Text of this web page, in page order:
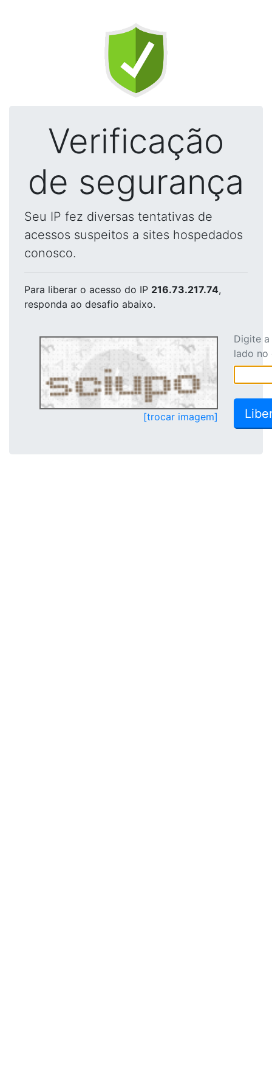
Verificação
de segurança
Seu IP fez diversas tentativas de
acessos suspeitos a sites hospedados
conosco.
Para liberar o acesso do IP 216.73.217.74,
responda ao desafio abaixo.
[trocar imagem]
Digite
lado no